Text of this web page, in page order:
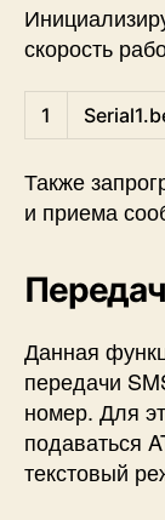
скорость
1 Serial1.
Также
и приема
Данная
передачи
номер. Для
подаваться
текстовый